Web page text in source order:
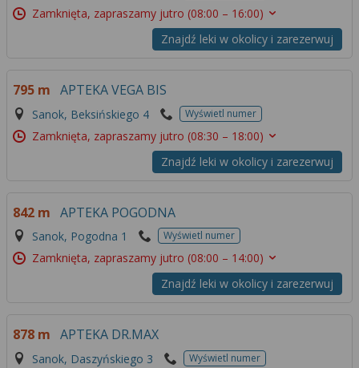
Zamknięta, zapraszamy jutro (08:00 – 16:00)
Znajdź leki w okolicy i zarezerwuj
795 m APTEKA VEGA BIS
Sanok, Beksińskiego 4 Wyświetl numer
Zamknięta, zapraszamy jutro (08:30 – 18:00)
Znajdź leki w okolicy i zarezerwuj
842 m APTEKA POGODNA
Sanok, Pogodna 1 Wyświetl numer
Zamknięta, zapraszamy jutro (08:00 – 14:00)
Znajdź leki w okolicy i zarezerwuj
878 m APTEKA DR.MAX
Sanok, Daszyńskiego 3 Wyświetl numer